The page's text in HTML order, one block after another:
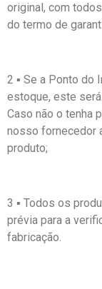
original, com
do termo de
2 ▪ Se a Ponto do
estoque, este
Caso não o tenha
nosso fornecedor
produto;
3 ▪ Todos os
prévia para a
fabricação.